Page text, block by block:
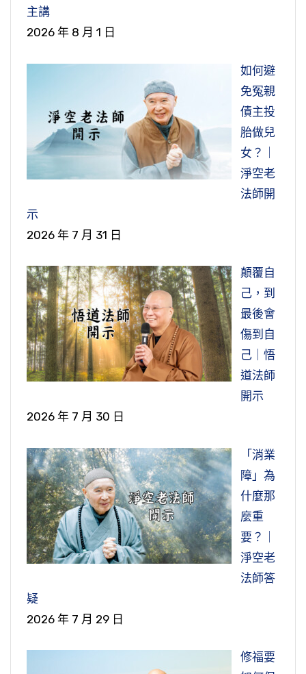
節錄自：悟道法師晨間講話—天天讀經就是薰習
（第一集）
錢出力，還要花時間、花精神、花體力，忙那些
幹什麼？要懂它的意義在哪裡。
所以我們這個民族，現在四大文明古國，現在只
有中華民族還存在，就是靠那個牌位 。以前我小
時候，在台灣很多基督教去傳教，基督教傳教很
厲害。迷信拜木頭，祖宗牌位是木頭刻的，拜木
頭，那個也不會講話，拜它幹什麼？所以要去信
教的人，就要把自己家裡祖宗牌位拿去教堂燒
我父親的父母都沒有念書，但是對這個傳統，背
叛祖宗這個觀念他們很強。我從小，父親講做人
不可以背叛祖宗，我們閩南語講不能背祖。所以
我回來福建做法會，也是尋根，那這就是做人不
能忘本；如果做人忘本，人就不如畜生。狐狸去
外面討食物，狐狸在外地死了，牠的頭一定朝著
巢穴的方向，就是牠不忘本，我是從那邊過來
的。如果人都忘本，那不是不如那一隻狐狸嗎？
節錄自：中國福清城山寺法會開示（第一集）
師父報告。他說：師父我現在聽您講經，我念阿
彌陀佛念得很專心。怎麼專心？他開計程車載客
燈不會停，我現在已經念到紅綠燈都不知道，他
他想我念得這麼專心，師父應該會大大讚歎，主
要是想讓師父讚歎他，誰知道被師父罵了。他說
你怎麼可以這樣，你開車要專心開車，紅綠燈要
看清楚，不能綠燈看成紅燈，紅燈看成綠燈，這
會發生車禍，危險。客人如果要到機場趕班機，
你開錯路，飛機飛走了，你怎麼對得起人？所以
工作的時候專心工作，工作做好，不用想工作的
事，想念佛。
念佛的時候專心念佛，念佛就不要又想著工作，
這樣佛才念得好，工作也才做得好，要用這個心
態才對。所以這裡叫我們放下，不是什麼都不清
楚，這不是佛的意思，不能誤會了。
節錄自：大勢至菩薩念佛圓通章疏鈔菁華（第三
主講
2026 年 8 月 1 日
如何避
免冤親
債主投
胎做兒
女？｜
淨空老
法師開
示
2026 年 7 月 31 日
顛覆自
己，到
最後會
傷到自
己｜悟
道法師
開示
2026 年 7 月 30 日
「消業
障」為
什麼那
麼重
要？｜
淨空老
法師答
疑
2026 年 7 月 29 日
修福要